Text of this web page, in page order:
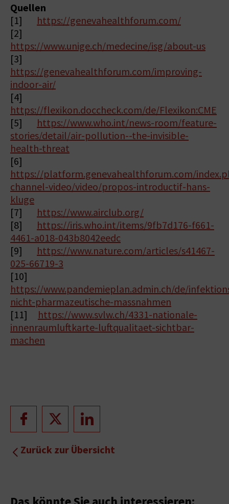
Quellen
[1] https://genevahealthforum.com/
[2]
https://www.unige.ch/medecine/isg/about-us
[3]
https://genevahealthforum.com/improving-
indoor-air/
[4]
https://flexikon.doccheck.com/de/Flexikon:CME
[5] https://www.who.int/news-room/feature-
stories/detail/air-pollution--the-invisible-
health-threat
[6]
https://platform.genevahealthforum.com/
channel-video/video/propos-introductif-hans-
kluge
[7] https://www.airclub.org/
[8] https://iris.who.int/items/9fb7d176-f661-
4461-a018-043b8042eedc
[9] https://www.nature.com/articles/s41467-
025-66719-3
[10]
https://www.pandemieplan.admin.ch/de/
nicht-pharmazeutische-massnahmen
[11] https://www.svlw.ch/4331-nationale-
innenraumluftkarte-luftqualitaet-sichtbar-
machen
Zurück zur Übersicht